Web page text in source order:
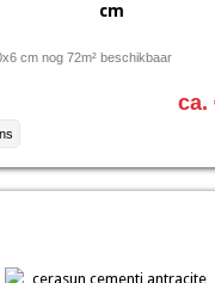
cm
cm nog 72m² beschikbaar
ca.